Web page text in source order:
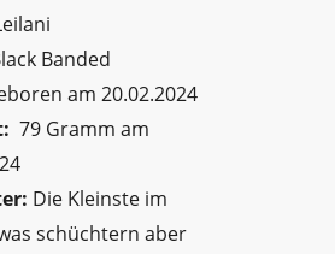
Banded
am 20.02.2024
79 Gramm am
Die Kleinste im
schüchtern aber